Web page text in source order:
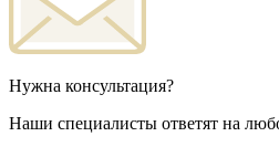
Нужна консультация?
Наши специалисты ответят на